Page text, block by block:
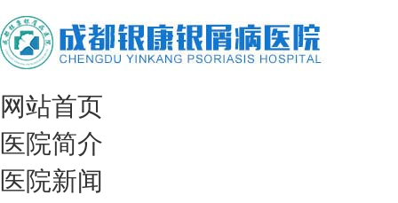
网站首页
医院简介
医院新闻